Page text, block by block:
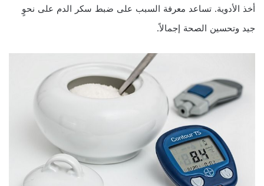
أخذ الأدوية. تساعد معرفة السبب على ضبط سكر الدم على نحوٍ
جيد وتحسين الصحة إجمالاً.